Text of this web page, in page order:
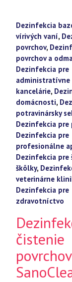
Dezinfekcia
vírivých vaní,
povrchov,
povrchov a
Dezinfekcia pre
administratívne
kancelárie,
domácnosti,
potravinársky
Dezinfekcia pre
Dezinfekcia pre
profesionálne
Dezinfekcia pre
škôlky,
veterinárne
Dezinfekcia pre
zdravotníctvo
čistenie
povrchov